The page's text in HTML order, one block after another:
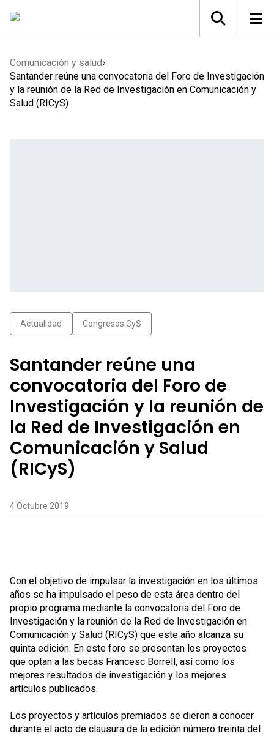
Comunicación y salud
Santander reúne una convocatoria del Foro de Investigación
y la reunión de la Red de Investigación en Comunicación y
Salud (RICyS)
Actualidad Congresos CyS
Santander reúne una
convocatoria del Foro de
Investigación y la reunión de
la Red de Investigación en
Comunicación y Salud
(RICyS)
4 Octubre 2019
Con el objetivo de impulsar la investigación en los últimos
años se ha impulsado el peso de esta área dentro del
propio programa mediante la convocatoria del Foro de
Investigación y la reunión de la Red de Investigación en
Comunicación y Salud (RICyS) que este año alcanza su
quinta edición. En este foro se presentan los proyectos
que optan a las becas Francesc Borrell, así como los
mejores resultados de investigación y los mejores
artículos publicados.
Los proyectos y artículos premiados se dieron a conocer
durante el acto de clausura de la edición número treinta del